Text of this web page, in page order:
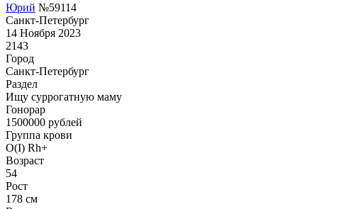
Юрий №59114
Санкт-Петербург
14 Ноября 2023
2143
Город
Санкт-Петербург
Раздел
Ищу суррогатную маму
Гонoрар
1500000 рублей
Группа крови
O(I) Rh+
Возраст
54
Рост
178 см